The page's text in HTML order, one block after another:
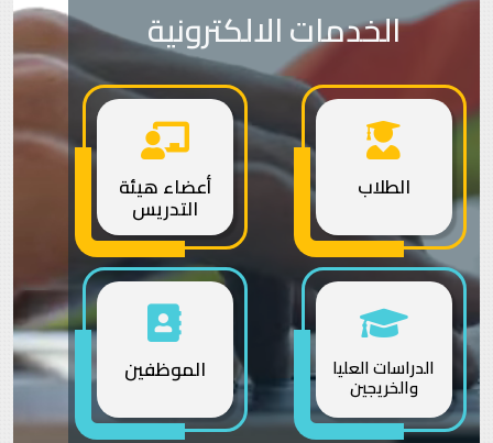
الخدمات الالكترونية
الطلاب أعضاء هيئة
التدريس
الدراسات العليا
والخريجين
الموظفين